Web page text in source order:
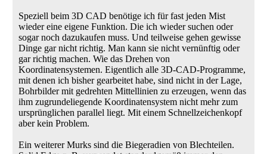
Speziell beim 3D CAD benötige ich für fast jeden Mist
wieder eine eigene Funktion. Die ich wieder suchen oder
sogar noch dazukaufen muss. Und teilweise gehen gewisse
Dinge gar nicht richtig. Man kann sie nicht vernünftig oder
gar richtig machen. Wie das Drehen von
Koordinatensystemen. Eigentlich alle 3D-CAD-Programme,
mit denen ich bisher gearbeitet habe, sind nicht in der Lage,
Bohrbilder mit gedrehten Mittellinien zu erzeugen, wenn das
ihm zugrundeliegende Koordinatensystem nicht mehr zum
ursprünglichen parallel liegt. Mit einem Schnellzeichenkopf
aber kein Problem.
Ein weiterer Murks sind die Biegeradien von Blechteilen.